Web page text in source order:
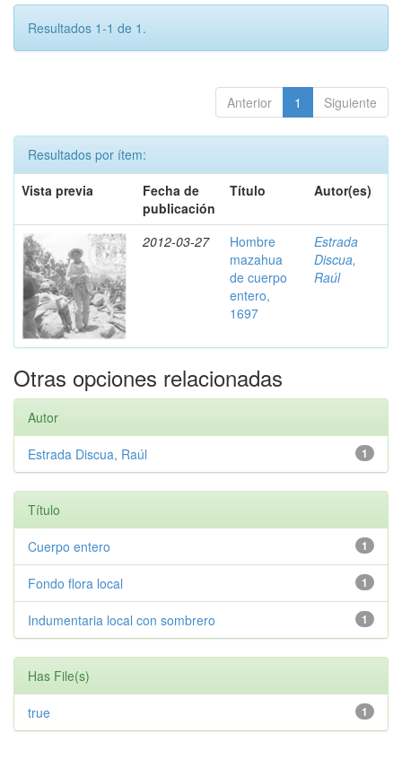
Resultados 1-1 de 1.
Anterior 1 Siguiente
Resultados por ítem:
Vista previa
Fecha de
publicación
Título Autor(es)
2012-03-27
Hombre
mazahua
de cuerpo
entero,
1697
Estrada
Discua,
Raúl
Otras opciones relacionadas
Autor
1
Estrada Discua, Raúl
Título
1
Cuerpo entero
1
Fondo flora local
1
Indumentaria local con sombrero
Has File(s)
1
true